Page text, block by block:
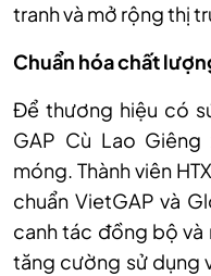
tranh và mở rộng thị
Chuẩn hóa chất
Để thương hiệu có
GAP Cù Lao
móng. Thành viên
chuẩn VietGAP và
canh tác đồng bộ và
tăng cường sử dụng